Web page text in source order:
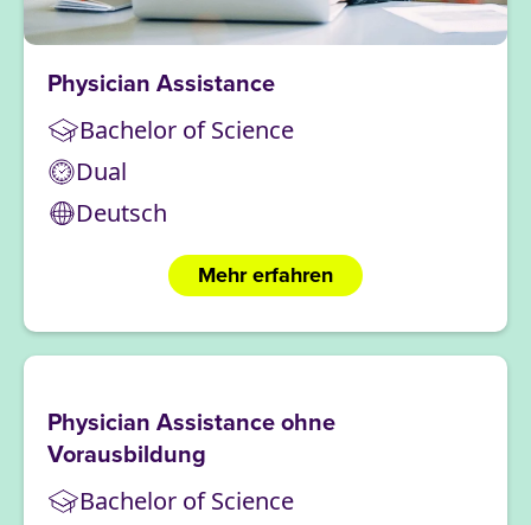
Physician Assistance
Bachelor of Science
Dual
Deutsch
Mehr erfahren
Physician Assistance ohne
Vorausbildung
Bachelor of Science